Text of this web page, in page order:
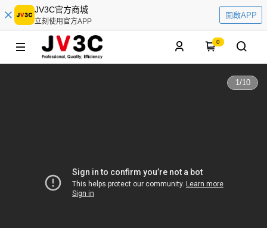
JV3C官方商城
立刻使用官方APP
開啟APP
0
1/10